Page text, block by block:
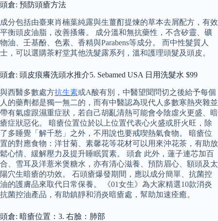
頭倉: 預防頭瘡方法
成分包括由臺東肖楠葉純露與生薑酊提煉的草本去屑配方，有效
平衡頭皮油脂，改善搔癢。 成分溫和無抗藥性，不含矽靈、礦
物油、壬基酚、色素、香精與Parabens等成分。 而中性髮質人
士，可以選購茶籽堂其他洗髮露系列，溫和護理頭髮及頭皮。
頭倉: 頭皮痕癢洗頭水推介5. Sebamed USA 日用洗髮水 $99
與西醫多數處方抗生素或A酸有別，中醫望聞問切之後給予每個
人的藥劑都是獨一無二的，而有中醫認為現代人多數寒熱夾雜並
帶有氣虛跟濕重症狀，若自己胡亂清熱可能會令陰虛火更盛、暗
瘡症狀惡化。 暗瘡位置位於以上位置代表心火盛或肝火旺，除
了多睡覺「解千愁」之外，不用說也要戒喫熱氣食物。 暗瘡位
置的對應食物：洋甘菊、素馨花等花材可以用來沖花茶，有助放
鬆心情、緩解壓力及提升睡眠質素。 頭倉 此外，蓮子連芯加百
合、雪耳及洋薏米煲糖水，亦有清心滋養、預防眉心、額頭及太
陽穴生暗瘡的功效。 石頭瘡爆發期間，應以成分簡單、抗菌控
油的護膚品來取代日常保養。 《01女生》為大家精選10款消炎
抗菌控油產品，有助鎮靜和消炎暗瘡處，幫助加速痊癒。
頭倉: 暗瘡位置：3. 右臉：肺部